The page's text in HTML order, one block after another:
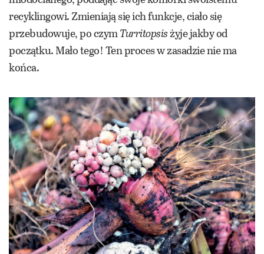
recyklingowi. Zmieniają się ich funkcje, ciało się
przebudowuje, po czymTurritopsisżyje jakby od
początku. Mało tego! Ten proces w zasadzie nie ma
końca.